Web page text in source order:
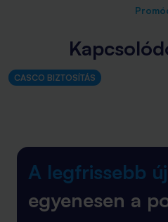
CASCO BIZTOSÍTÁS
A legfrissebb
egyenesen a